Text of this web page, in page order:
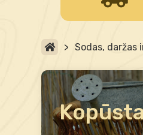
> Sodas, daržas